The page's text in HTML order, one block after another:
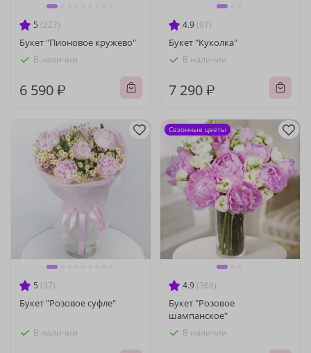
5 (227)
Букет "Пионовое кружево"
В наличии
6 590 ₽
4.9 (91)
Букет "Куколка"
В наличии
7 290 ₽
5 (37)
Букет "Розовое суфле"
В наличии
4.9 (368)
Букет "Розовое
шампанское"
В наличии
Сезонные цветы